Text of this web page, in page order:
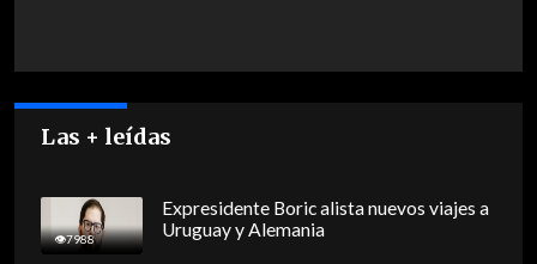
Las + leídas
7988
Expresidente Boric alista nuevos viajes a
Uruguay y Alemania